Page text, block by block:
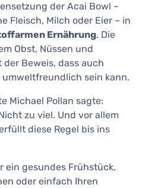
der Acai Bowl –
Fleisch, Milch oder Eier – in
Ernährung. Die
Obst, Nüssen und
Beweis, dass auch
sein kann.
Michael Pollan sagte:
zu viel. Und vor allem
diese Regel bis ins
ein gesundes Frühstück,
oder einfach Ihren